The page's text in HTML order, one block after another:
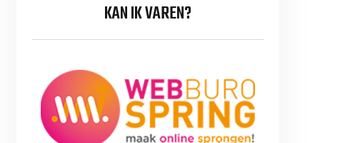
KAN IK VAREN?